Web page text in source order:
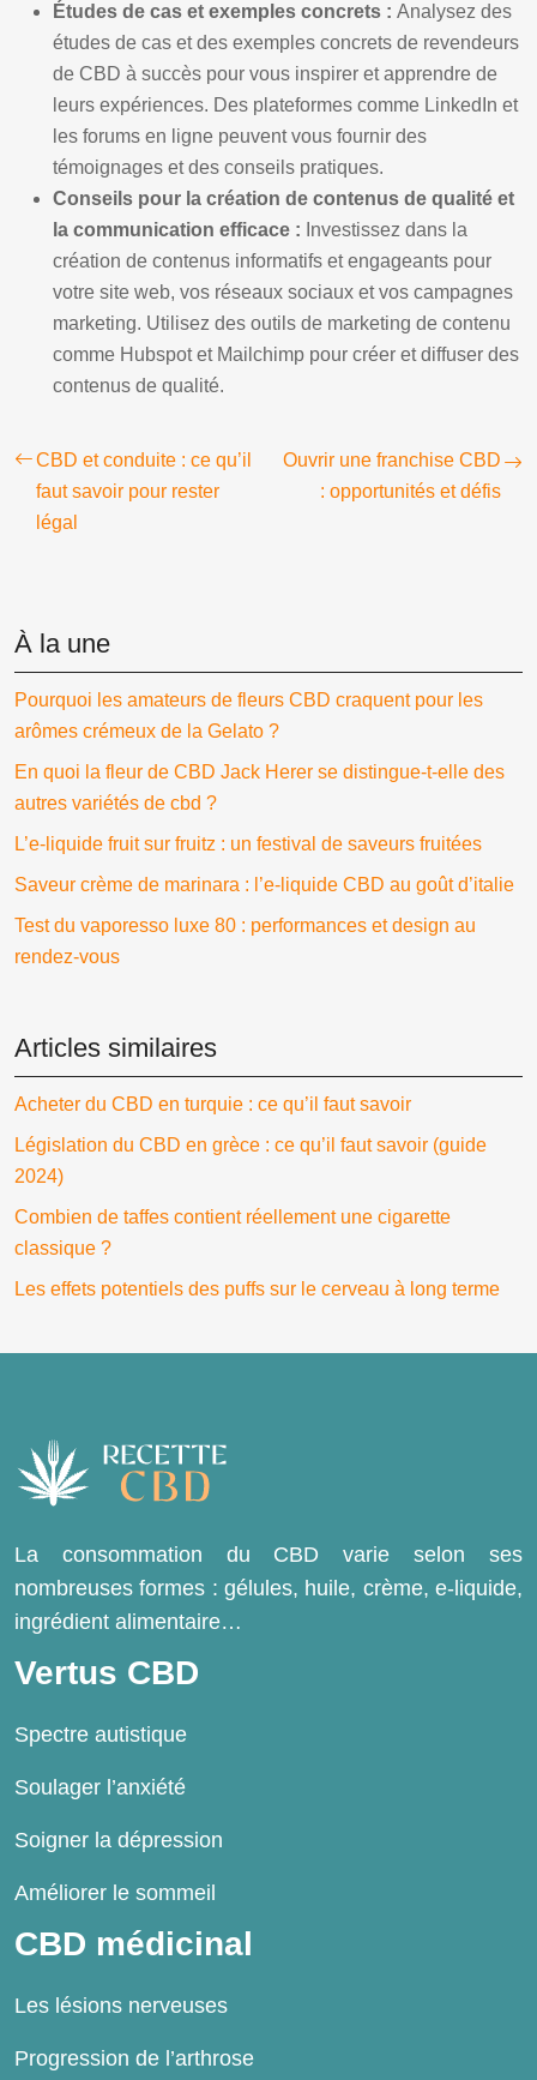
Études de cas et exemples concrets : Analysez des
études de cas et des exemples concrets de revendeurs
de CBD à succès pour vous inspirer et apprendre de
leurs expériences. Des plateformes comme LinkedIn et
les forums en ligne peuvent vous fournir des
témoignages et des conseils pratiques.
Conseils pour la création de contenus de qualité et
la communication efficace : Investissez dans la
création de contenus informatifs et engageants pour
votre site web, vos réseaux sociaux et vos campagnes
marketing. Utilisez des outils de marketing de contenu
comme Hubspot et Mailchimp pour créer et diffuser des
contenus de qualité.
CBD et conduite : ce qu’il
faut savoir pour rester
légal
Ouvrir une franchise CBD
: opportunités et défis
À la une
Pourquoi les amateurs de fleurs CBD craquent pour les
arômes crémeux de la Gelato ?
En quoi la fleur de CBD Jack Herer se distingue-t-elle des
autres variétés de cbd ?
L’e-liquide fruit sur fruitz : un festival de saveurs fruitées
Saveur crème de marinara : l’e-liquide CBD au goût d’italie
Test du vaporesso luxe 80 : performances et design au
rendez-vous
Articles similaires
Acheter du CBD en turquie : ce qu’il faut savoir
Législation du CBD en grèce : ce qu’il faut savoir (guide
2024)
Combien de taffes contient réellement une cigarette
classique ?
Les effets potentiels des puffs sur le cerveau à long terme
La consommation du CBD varie selon ses
nombreuses formes : gélules, huile, crème, e-liquide,
ingrédient alimentaire…
Vertus CBD
Spectre autistique
Soulager l’anxiété
Soigner la dépression
Améliorer le sommeil
CBD médicinal
Les lésions nerveuses
Progression de l’arthrose